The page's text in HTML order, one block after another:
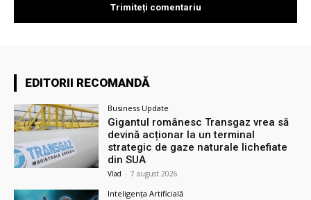
EDITORII RECOMANDĂ
Business Update
Gigantul românesc Transgaz vrea să
devină acționar la un terminal
strategic de gaze naturale lichefiate
din SUA
Vlad - 7 august 2026
Inteligența Artificială